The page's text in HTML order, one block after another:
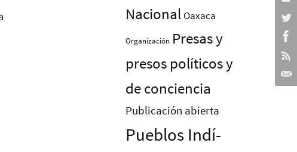
Nacional Oaxaca
Organización Presas y
presos polí­ticos y
de conciencia
Publicación abierta
Pueblos Indí­